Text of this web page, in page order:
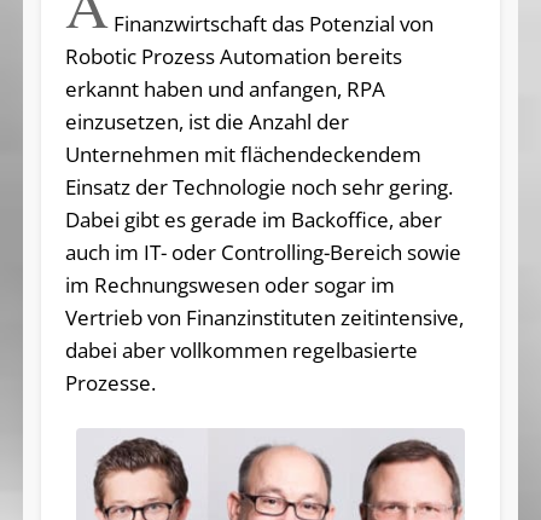
Finanzwirtschaft das Potenzial von
Robotic Prozess Automation bereits
erkannt haben und anfangen, RPA
einzusetzen, ist die Anzahl der
Unternehmen mit flächendeckendem
Einsatz der Technologie noch sehr gering.
Dabei gibt es gerade im Backoffice, aber
auch im IT- oder Controlling-Bereich sowie
im Rechnungswesen oder sogar im
Vertrieb von Finanzinstituten zeitintensive,
dabei aber vollkommen regelbasierte
Prozesse.